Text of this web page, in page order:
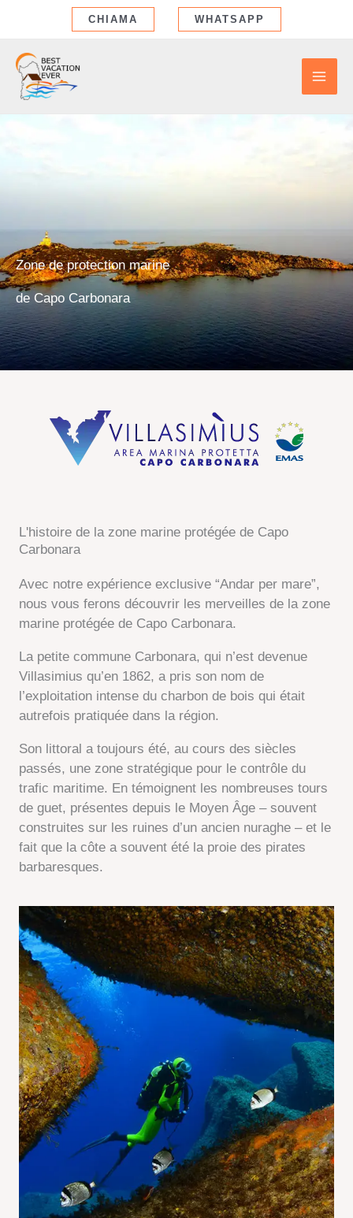
CHIAMA WHATSAPP
Zone de protection marine
de Capo Carbonara
L'histoire de la zone marine protégée de Capo
Carbonara
Avec notre expérience exclusive “Andar per mare”,
nous vous ferons découvrir les merveilles de la zone
marine protégée de Capo Carbonara.
La petite commune Carbonara, qui n’est devenue
Villasimius qu’en 1862, a pris son nom de
l’exploitation intense du charbon de bois qui était
autrefois pratiquée dans la région.
Son littoral a toujours été, au cours des siècles
passés, une zone stratégique pour le contrôle du
trafic maritime. En témoignent les nombreuses tours
de guet, présentes depuis le Moyen Âge – souvent
construites sur les ruines d’un ancien nuraghe – et le
fait que la côte a souvent été la proie des pirates
barbaresques.